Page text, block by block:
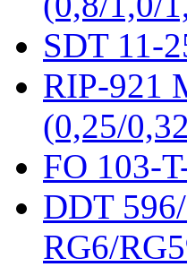
SDT 11-
RIP-921
(0,25/
FO 103-
DDT
RG6/